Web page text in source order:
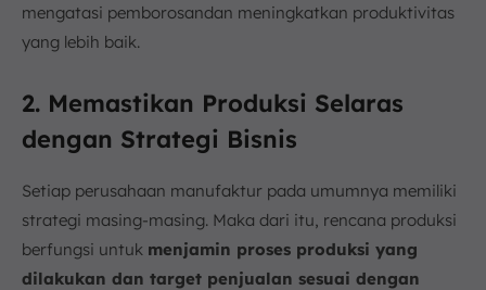
mengatasi pemborosandan meningkatkan produktivitas
yang lebih baik.
2. Memastikan Produksi Selaras
dengan Strategi Bisnis
Setiap perusahaan manufaktur pada umumnya memiliki
strategi masing-masing. Maka dari itu, rencana produksi
berfungsi untuk menjamin proses produksi yang
dilakukan dan target penjualan sesuai dengan